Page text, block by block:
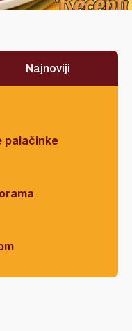
Najnoviji
palačinke